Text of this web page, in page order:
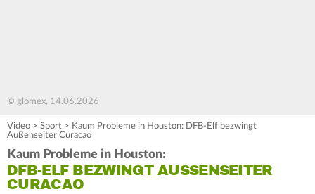
© glomex, 14.06.2026
Video > Sport > Kaum Probleme in Houston: DFB-Elf bezwingt
Außenseiter Curacao
Kaum Probleme in Houston:
DFB-ELF BEZWINGT AUSSENSEITER C
URACAO